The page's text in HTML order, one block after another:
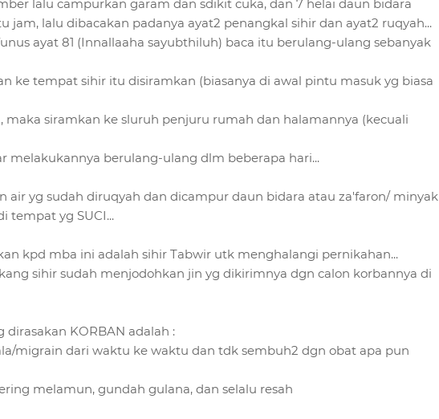
lalu campurkan garam dan sdikit cuka, dan 7 helai daun bidara
jam, lalu dibacakan padanya ayat2 penangkal sihir dan ayat2 ruqyah...
ayat 81 (Innallaaha sayubthiluh) baca itu berulang-ulang sebanyak
ke tempat sihir itu disiramkan (biasanya di awal pintu masuk yg biasa
maka siramkan ke sluruh penjuru rumah dan halamannya (kecuali
melakukannya berulang-ulang dlm beberapa hari...
air yg sudah diruqyah dan dicampur daun bidara atau za'faron/ minyak
tempat yg SUCI...
kpd mba ini adalah sihir Tabwir utk menghalangi pernikahan...
sihir sudah menjodohkan jin yg dikirimnya dgn calon korbannya di
dirasakan KORBAN adalah :
migrain dari waktu ke waktu dan tdk sembuh2 dgn obat apa pun
melamun, gundah gulana, dan selalu resah